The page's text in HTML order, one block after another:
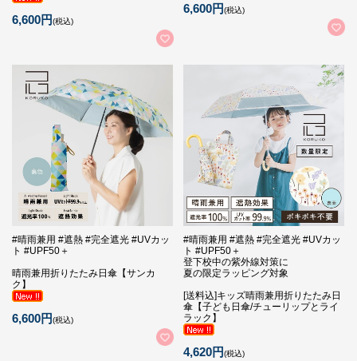
6,600円(税込)
6,600円(税込)
#晴雨兼用 #遮熱 #完全遮光 #UVカッ
ト #UPF50＋
晴雨兼用折りたたみ日傘【サンカ
ク】
6,600円(税込)
#晴雨兼用 #遮熱 #完全遮光 #UVカッ
ト #UPF50＋
登下校中の紫外線対策に
夏の限定ラッピング対象
[送料込]キッズ晴雨兼用折りたたみ日
傘【子ども日傘/チューリップとライ
ラック】
4,620円(税込)